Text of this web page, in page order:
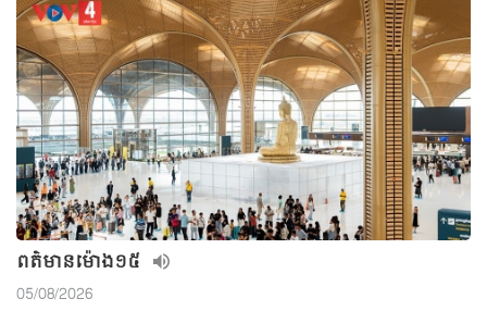
ពត៌មាន​ម៉ោង១៥
05/08/2026